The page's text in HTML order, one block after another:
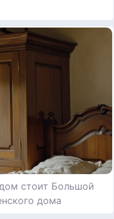
стоит Большой
дома